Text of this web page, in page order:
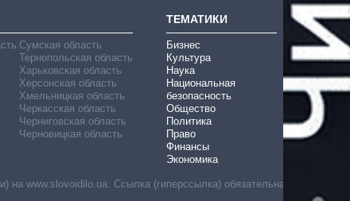
Сумская область
Тернопольская область
Харьковская область
Херсонская область
Хмельницкая область
Черкасская область
Черниговская область
Черновицкая область
ТЕМАТИКИ
Бизнес
Культура
Наука
Национальная
безопасность
Общество
Политика
Право
Финансы
Экономика
www.slovoidilo.ua. Ссылка (гиперссылка) обязательна